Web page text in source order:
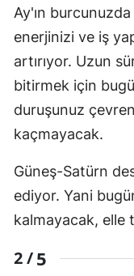
Ay'ın
enerjinizi ve iş
artırıyor. Uzun
bitirmek için
duruşunuz
kaçmayacak.
Güneş-Satürn
ediyor. Yani
kalmayacak, elle
2 /5